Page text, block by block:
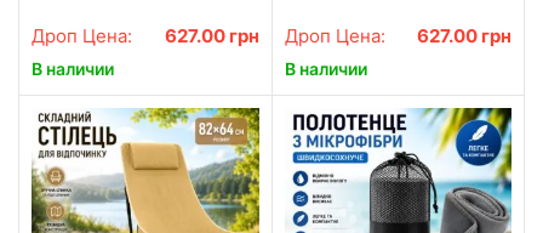
чехлом
Дроп Цена: 627.00 грн
В наличии
чехлом
Дроп Цена: 627.00 грн
В наличии